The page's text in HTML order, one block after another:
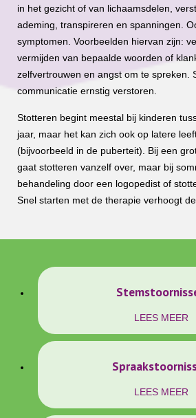
in het gezicht of van lichaamsdelen,
ademing, transpireren en spanningen.
symptomen. Voorbeelden hiervan zijn:
vermijden van bepaalde woorden of
zelfvertrouwen en angst om te spreken.
communicatie ernstig verstoren.
Stotteren begint meestal bij kinderen
jaar, maar het kan zich ook op latere
(bijvoorbeeld in de puberteit). Bij een
gaat stotteren vanzelf over, maar bij
behandeling door een logopedist of
Snel starten met de therapie verhoogt
LEES MEER
LEES MEER